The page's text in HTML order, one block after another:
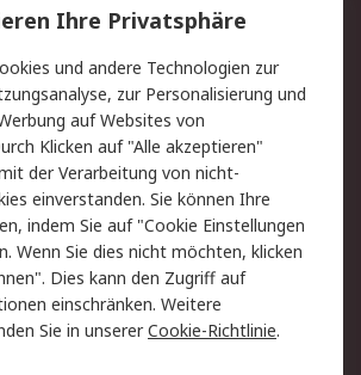
Lieferlösungen
Kontakt
Datenschutz
Zahlungsbedingungen
Ihre Privatsphäre
und andere Technologien zur
zur Personalisierung und
auf Websites von
Klicken auf "Alle akzeptieren"
der Verarbeitung von nicht-
einverstanden. Sie können Ihre
indem Sie auf "Cookie Einstellungen
Wenn Sie dies nicht möchten, klicken
Dies kann den Zugriff auf
einschränken. Weitere
Sie in unsererCookie-Richtlinie.